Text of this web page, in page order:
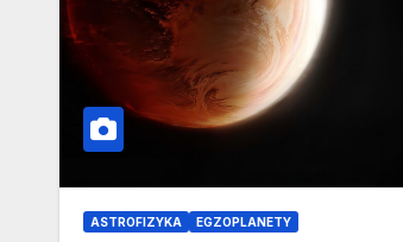
ASTROFIZYKA EGZOPLANETY